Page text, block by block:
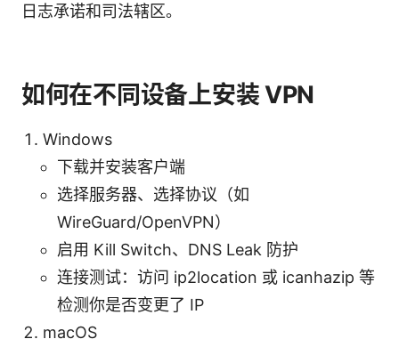
日志承诺和司法辖区。
如何在不同设备上安装 VPN
Windows
下载并安装客户端
选择服务器、选择协议（如
WireGuard/OpenVPN）
启用 Kill Switch、DNS Leak 防护
连接测试：访问 ip2location 或 icanhazip 等
检测你是否变更了 IP
macOS